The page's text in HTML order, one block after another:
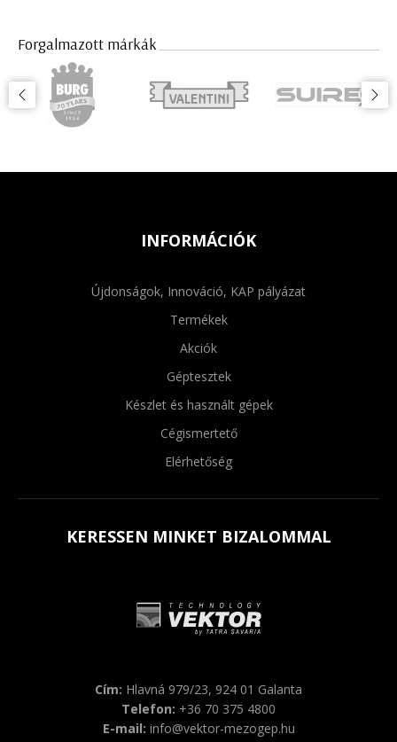
Forgalmazott márkák
INFORMÁCIÓK
Újdonságok, Innováció, KAP pályázat
Termékek
Akciók
Géptesztek
Készlet és használt gépek
Cégismertető
Elérhetőség
KERESSEN MINKET BIZALOMMAL
Cím: Hlavná 979/23, 924 01 Galanta
Telefon: +36 70 375 4800
E-mail: info@vektor-mezogep.hu